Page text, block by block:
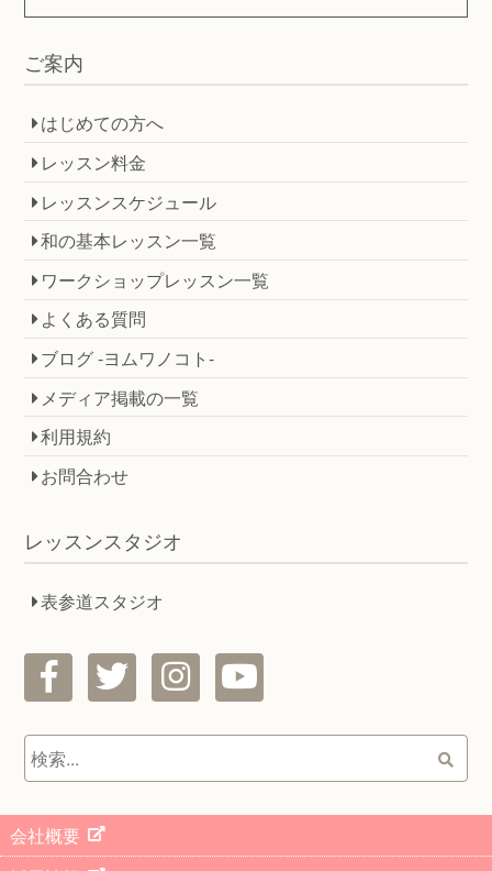
ご案内
はじめての方へ
レッスン料金
レッスンスケジュール
和の基本レッスン一覧
ワークショップレッスン一覧
よくある質問
ブログ -ヨムワノコト-
メディア掲載の一覧
利用規約
お問合わせ
レッスンスタジオ
表参道スタジオ
Search
for:
索...
会社概要